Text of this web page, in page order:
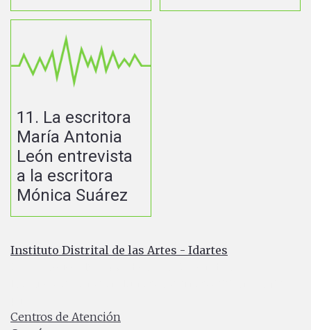
11. La escritora
María Antonia
León entrevista
a la escritora
Mónica Suárez
Instituto Distrital de las Artes - Idartes
Centros de Atención